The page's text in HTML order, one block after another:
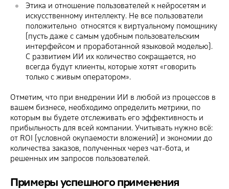
Этика и отношение пользователей к нейросетям и
искусственному интеллекту. Не все пользователи
положительно относятся к виртуальному помощнику
(пусть даже с самым удобным пользовательским
интерфейсом и проработанной языковой моделью).
С развитием ИИ их количество сокращается, но
всегда будут клиенты, которые хотят «говорить
только с живым оператором».
Отметим, что при внедрении ИИ в любой из процессов в
вашем бизнесе, необходимо определить метрики, по
которым вы будете отслеживать его эффективность и
прибыльность для всей компании. Учитывать нужно всё:
от ROI (условной окупаемости вложений) и экономии до
количества заказов, полученных через чат-бота, и
решенных им запросов пользователей.
Примеры успешного применения